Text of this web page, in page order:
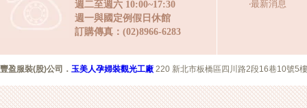
週二至週六 10:00~17:30
週一與國定例假日休館
訂購傳真：(02)8966-6283
‧最新消息
豐盈服裝(股)公司 ． 玉美人孕婦裝觀光工廠 220 新北市板橋區四川路2段16巷10號